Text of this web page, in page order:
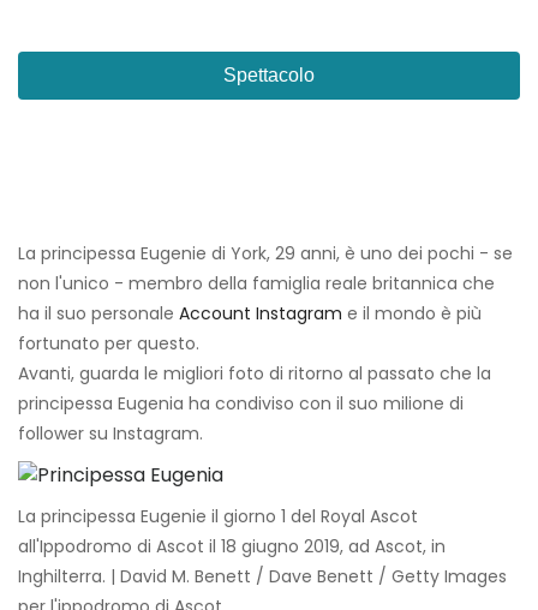
Spettacolo
La principessa Eugenie di York, 29 anni, è uno dei pochi - se
non l'unico - membro della famiglia reale britannica che
ha il suo personale Account Instagram e il mondo è più
fortunato per questo.
Avanti, guarda le migliori foto di ritorno al passato che la
principessa Eugenia ha condiviso con il suo milione di
follower su Instagram.
La principessa Eugenie il giorno 1 del Royal Ascot
all'Ippodromo di Ascot il 18 giugno 2019, ad Ascot, in
Inghilterra. | David M. Benett / Dave Benett / Getty Images